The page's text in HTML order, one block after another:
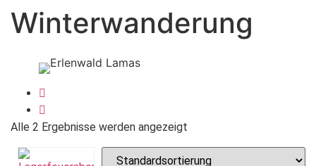
Winterwanderung
Alle 2 Ergebnisse werden angezeigt